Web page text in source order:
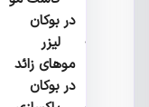
در بوکان
لیزر
موهای زائد
در بوکان